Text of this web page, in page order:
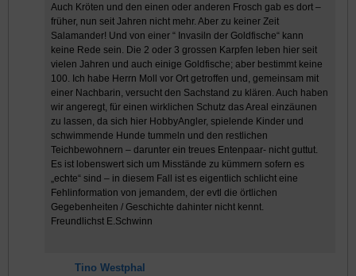
Auch Kröten und den einen oder anderen Frosch gab es dort –
früher, nun seit Jahren nicht mehr. Aber zu keiner Zeit
Salamander! Und von einer “ Invasiln der Goldfische“ kann
keine Rede sein. Die 2 oder 3 grossen Karpfen leben hier seit
vielen Jahren und auch einige Goldfische; aber bestimmt keine
100. Ich habe Herrn Moll vor Ort getroffen und, gemeinsam mit
einer Nachbarin, versucht den Sachstand zu klären. Auch haben
wir angeregt, für einen wirklichen Schutz das Areal einzäunen
zu lassen, da sich hier HobbyAngler, spielende Kinder und
schwimmende Hunde tummeln und den restlichen
Teichbewohnern – darunter ein treues Entenpaar- nicht guttut.
Es ist lobenswert sich um Misstände zu kümmern sofern es
„echte“ sind – in diesem Fall ist es eigentlich schlicht eine
Fehlinformation von jemandem, der evtl die örtlichen
Gegebenheiten / Geschichte dahinter nicht kennt.
Freundlichst E.Schwinn
Tino Westphal